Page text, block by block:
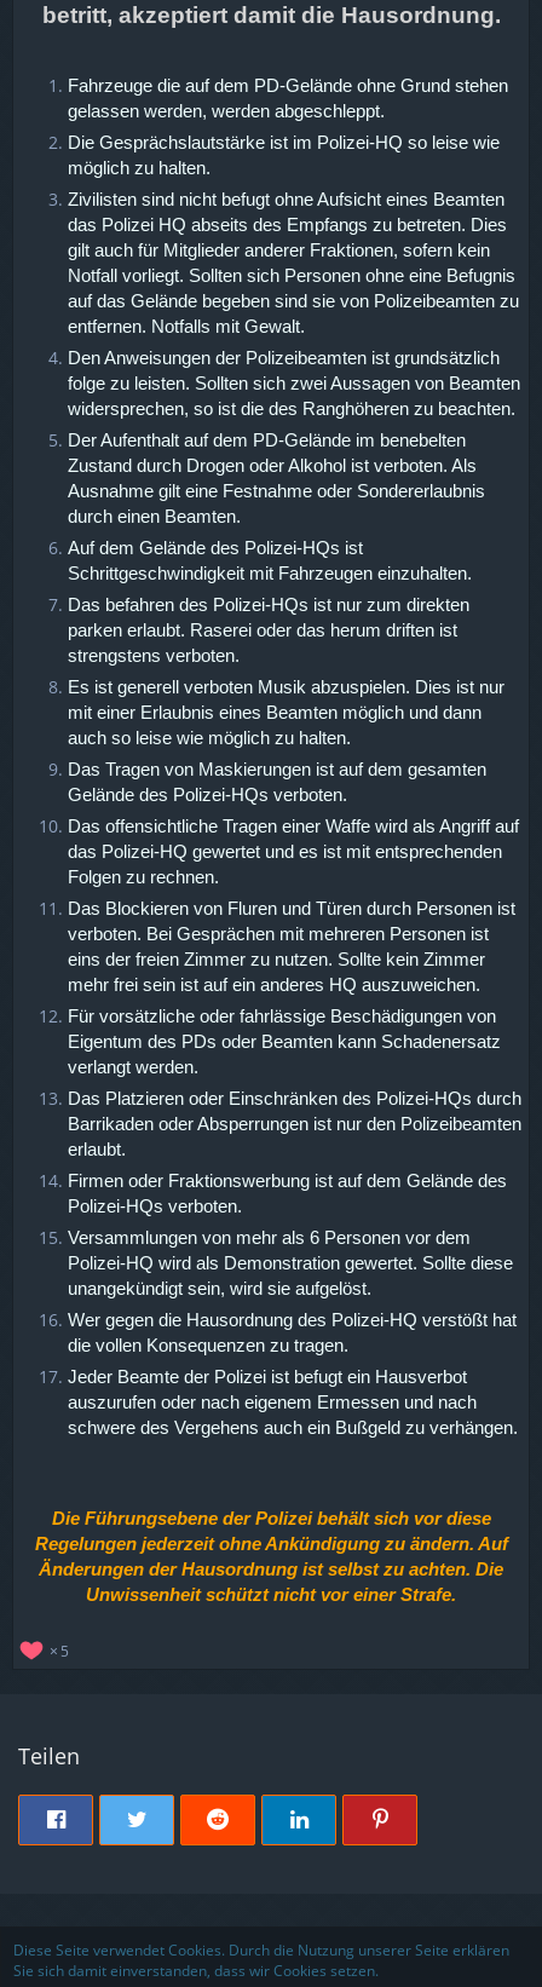
betritt, akzeptiert damit die Hausordnung.
Fahrzeuge die auf dem PD-Gelände ohne Grund stehen
gelassen werden, werden abgeschleppt.
Die Gesprächslautstärke ist im Polizei-HQ so leise wie
möglich zu halten.
Zivilisten sind nicht befugt ohne Aufsicht eines Beamten
das Polizei HQ abseits des Empfangs zu betreten. Dies
gilt auch für Mitglieder anderer Fraktionen, sofern kein
Notfall vorliegt. Sollten sich Personen ohne eine Befugnis
auf das Gelände begeben sind sie von Polizeibeamten zu
entfernen. Notfalls mit Gewalt.
Den Anweisungen der Polizeibeamten ist grundsätzlich
folge zu leisten. Sollten sich zwei Aussagen von Beamten
widersprechen, so ist die des Ranghöheren zu beachten.
Der Aufenthalt auf dem PD-Gelände im benebelten
Zustand durch Drogen oder Alkohol ist verboten. Als
Ausnahme gilt eine Festnahme oder Sondererlaubnis
durch einen Beamten.
Auf dem Gelände des Polizei-HQs ist
Schrittgeschwindigkeit mit Fahrzeugen einzuhalten.
Das befahren des Polizei-HQs ist nur zum direkten
parken erlaubt. Raserei oder das herum driften ist
strengstens verboten.
Es ist generell verboten Musik abzuspielen. Dies ist nur
mit einer Erlaubnis eines Beamten möglich und dann
auch so leise wie möglich zu halten.
Das Tragen von Maskierungen ist auf dem gesamten
Gelände des Polizei-HQs verboten.
Das offensichtliche Tragen einer Waffe wird als Angriff auf
das Polizei-HQ gewertet und es ist mit entsprechenden
Folgen zu rechnen.
Das Blockieren von Fluren und Türen durch Personen ist
verboten. Bei Gesprächen mit mehreren Personen ist
eins der freien Zimmer zu nutzen. Sollte kein Zimmer
mehr frei sein ist auf ein anderes HQ auszuweichen.
Für vorsätzliche oder fahrlässige Beschädigungen von
Eigentum des PDs oder Beamten kann Schadenersatz
verlangt werden.
Das Platzieren oder Einschränken des Polizei-HQs durch
Barrikaden oder Absperrungen ist nur den Polizeibeamten
erlaubt.
Firmen oder Fraktionswerbung ist auf dem Gelände des
Polizei-HQs verboten.
Versammlungen von mehr als 6 Personen vor dem
Polizei-HQ wird als Demonstration gewertet. Sollte diese
unangekündigt sein, wird sie aufgelöst.
Wer gegen die Hausordnung des Polizei-HQ verstößt hat
die vollen Konsequenzen zu tragen.
Jeder Beamte der Polizei ist befugt ein Hausverbot
auszurufen oder nach eigenem Ermessen und nach
schwere des Vergehens auch ein Bußgeld zu verhängen.
Die Führungsebene der Polizei behält sich vor diese
Regelungen jederzeit ohne Ankündigung zu ändern. Auf
Änderungen der Hausordnung ist selbst zu achten. Die
Unwissenheit schützt nicht vor einer Strafe.
5
Teilen
Nutzungsbedingungen Datenschutzerklärung Impressum
Diese Seite verwendet Cookies. Durch die Nutzung unserer Seite erklären
Sie sich damit einverstanden, dass wir Cookies setzen.